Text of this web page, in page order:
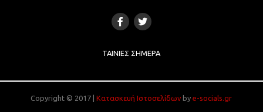
ΤΑΙΝΊΕΣ ΣΉΜΕΡΑ
Copyright © 2017 |Κατασκευή Ιστοσελίδων bye-socials.gr